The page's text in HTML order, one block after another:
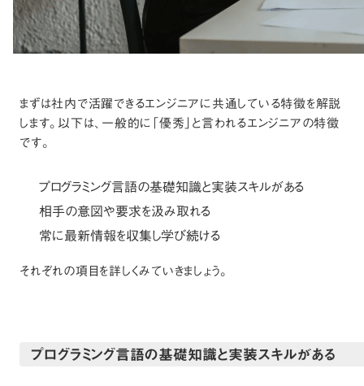
まずは社内で活躍できるエンジニアに共通している特徴を解説
します。以下は、一般的に「優秀」と言われるエンジニアの特徴
です。
プログラミング言語の基礎知識と実装スキルがある
相手の意図や要求を汲み取れる
常に最新情報を収集し学び続ける
それぞれの項目を詳しくみていきましょう。
プログラミング言語の基礎知識と実装スキルがある